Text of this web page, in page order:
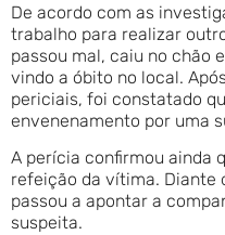
De acordo com as
trabalho para realizar
passou mal, caiu no chão
vindo a óbito no local.
periciais, foi constatado
envenenamento por uma
A perícia confirmou ainda
refeição da vítima. Diante
passou a apontar a
suspeita.